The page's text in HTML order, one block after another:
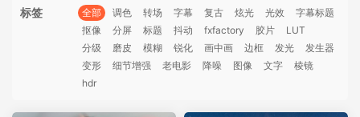
标签 全部 调色 转场 字幕 复古 炫光 光效
字幕标题
抠像
分屏 标题 抖动 fxfactory 胶片
LUT
分级
磨皮 模糊 锐化 画中画 边框 发光
发生器
变形
细节增强 老电影 降噪 图像 文字
棱镜
hdr